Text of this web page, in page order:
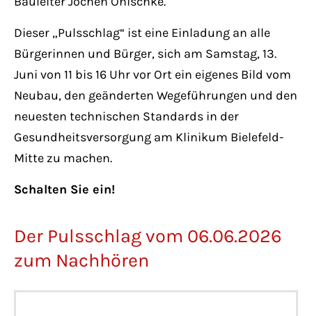
Dieser „Pulsschlag“ ist eine Einladung an alle
Bürgerinnen und Bürger, sich am Samstag, 13.
Juni von 11 bis 16 Uhr vor Ort ein eigenes Bild vom
Neubau, den geänderten Wegeführungen und den
neuesten technischen Standards in der
Gesundheitsversorgung am Klinikum Bielefeld-
Mitte zu machen.
Schalten Sie ein!
Der Pulsschlag vom 06.06.2026
zum Nachhören